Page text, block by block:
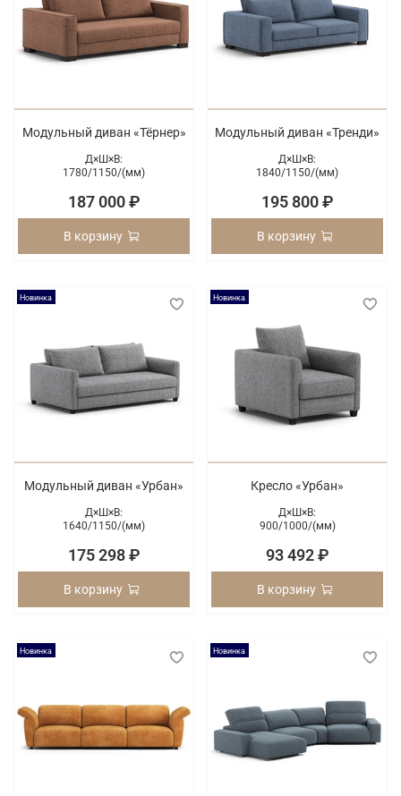
Модульный диван «Тёрнер»
Д×Ш×В:
1780/1150/(мм)
187 000 ₽
В корзину
Модульный диван «Тренди»
Д×Ш×В:
1840/1150/(мм)
195 800 ₽
В корзину
Новинка
Модульный диван «Урбан»
Д×Ш×В:
1640/1150/(мм)
175 298 ₽
В корзину
Новинка
Кресло «Урбан»
Д×Ш×В:
900/1000/(мм)
93 492 ₽
В корзину
Новинка Новинка